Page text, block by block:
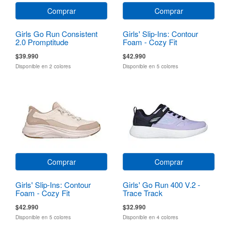
Comprar
Girls Go Run Consistent
2.0 Promptitude
$39.990
Disponible en 2 colores
Comprar
Girls' Slip-Ins: Contour
Foam - Cozy Fit
$42.990
Disponible en 5 colores
Comprar
Girls' Slip-Ins: Contour
Foam - Cozy Fit
$42.990
Disponible en 5 colores
Comprar
Girls' Go Run 400 V.2 -
Trace Track
$32.990
Disponible en 4 colores